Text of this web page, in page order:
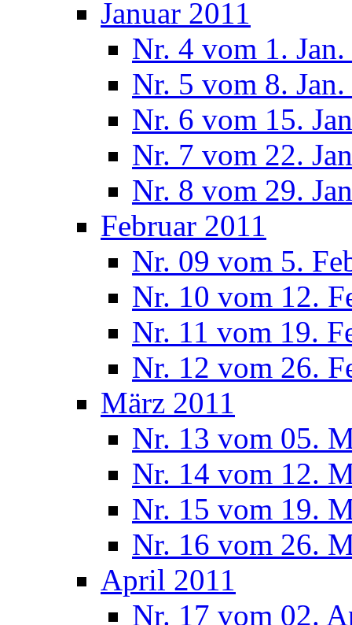
Januar 2011
Nr. 4 vom 1.
Nr. 5 vom 8.
Nr. 6 vom 15.
Nr. 7 vom 22.
Nr. 8 vom 29.
Februar 2011
Nr. 09 vom 5.
Nr. 10 vom 12.
Nr. 11 vom 19.
Nr. 12 vom 26.
März 2011
Nr. 13 vom 05.
Nr. 14 vom 12.
Nr. 15 vom 19.
Nr. 16 vom 26.
April 2011
Nr. 17 vom 02.